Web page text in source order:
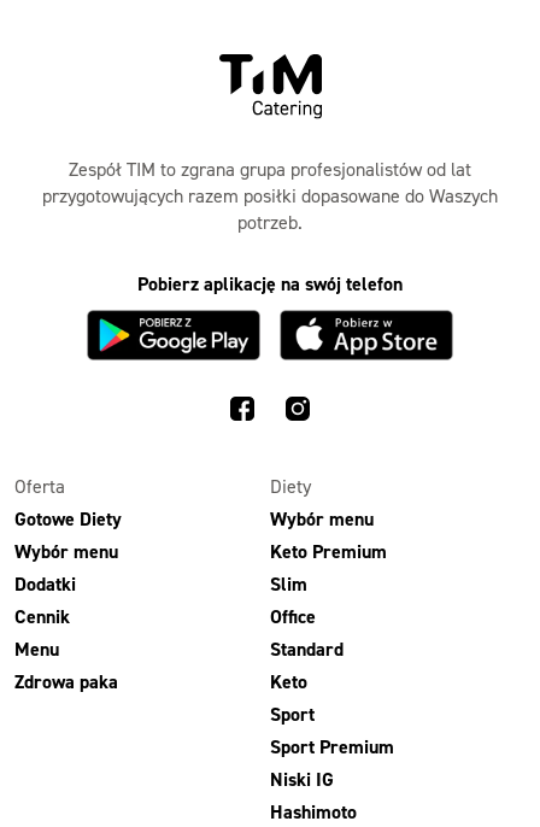
Zespół TIM to zgrana grupa profesjonalistów od lat
przygotowujących razem posiłki dopasowane do Waszych
potrzeb.
Pobierz aplikację na swój telefon
Oferta
Gotowe Diety
Wybór menu
Dodatki
Cennik
Menu
Zdrowa paka
Diety
Wybór menu
Keto Premium
Slim
Office
Standard
Keto
Sport
Sport Premium
Niski IG
Hashimoto